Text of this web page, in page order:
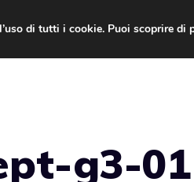
g3-01
di tutti i cookie. Puoi scoprire